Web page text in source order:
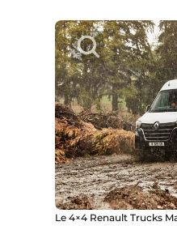
Le 4×4 Renault Trucks